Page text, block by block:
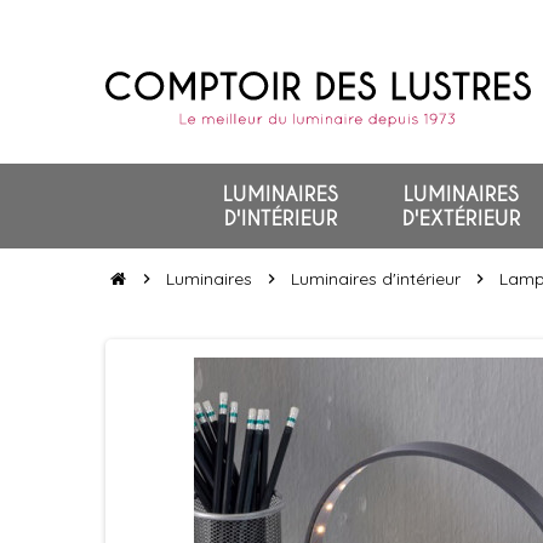
LUMINAIRES
D'INTÉRIEUR
LUMINAIRES
D'EXTÉRIEUR
chevron_right Luminaires chevron_right Luminaires d'intérieur chevron_right